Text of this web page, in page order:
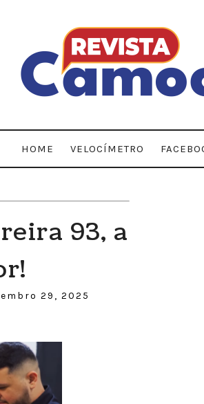
HOME VELOCÍMETRO
93, a
29, 2025